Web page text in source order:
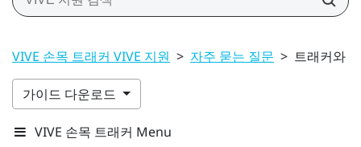
VIVE 손목 트래커 VIVE 지원 > 자주 묻는 질문 > 트래커와
가이드 다운로드
VIVE 손목 트래커 Menu